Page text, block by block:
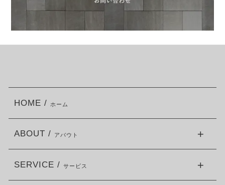
HOME / ホーム
ABOUT / アバウト
SERVICE / サービス